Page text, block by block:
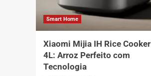
Smart Home
Xiaomi Mijia IH Rice Cooker
4L: Arroz Perfeito com
Tecnologia